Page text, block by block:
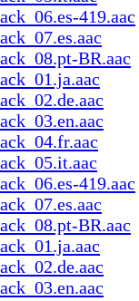
419.aac
BR.aac
419.aac
BR.aac